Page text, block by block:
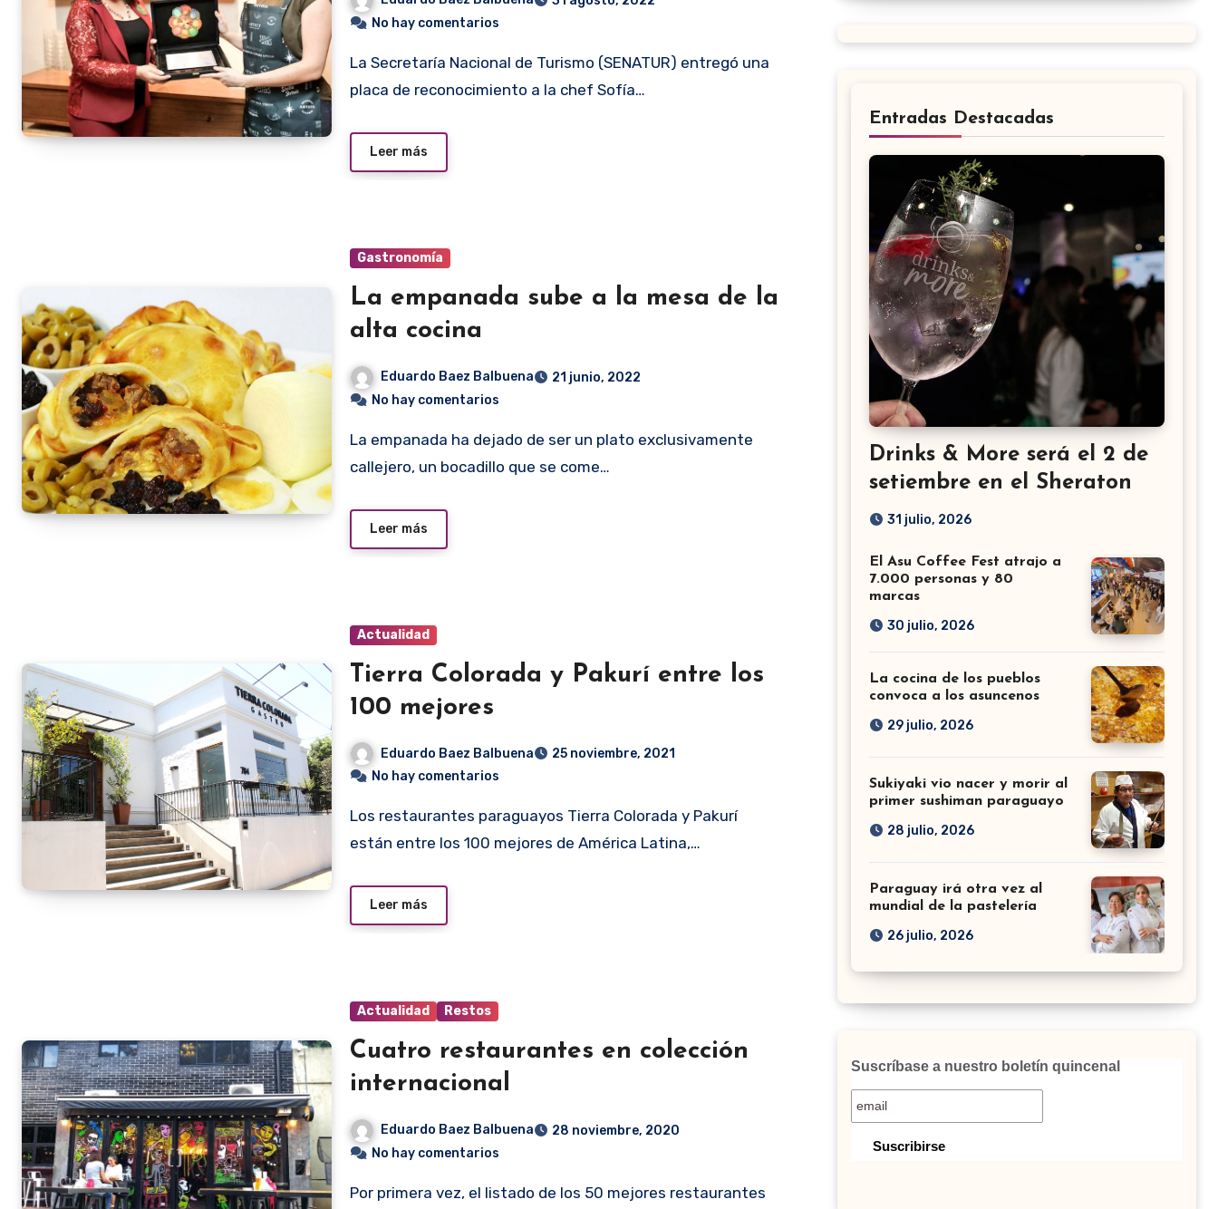
No hay comentarios
La Secretaría Nacional de Turismo (SENATUR) entregó una
placa de reconocimiento a la chef Sofía…
Leer más
Gastronomía
La empanada sube a la mesa de la
alta cocina
Eduardo Baez Balbuena
21 junio, 2022
No hay comentarios
La empanada ha dejado de ser un plato exclusivamente
callejero, un bocadillo que se come…
Leer más
Actualidad
Tierra Colorada y Pakurí entre los
100 mejores
Eduardo Baez Balbuena
25 noviembre, 2021
No hay comentarios
Los restaurantes paraguayos Tierra Colorada y Pakurí
están entre los 100 mejores de América Latina,…
Leer más
Actualidad Restos
Cuatro restaurantes en colección
internacional
Eduardo Baez Balbuena
28 noviembre, 2020
No hay comentarios
Por primera vez, el listado de los 50 mejores restaurantes
Entradas Destacadas
Drinks & More será el 2 de
setiembre en el Sheraton
31 julio, 2026
El Asu Coffee Fest atrajo a
7.000 personas y 80
marcas
30 julio, 2026
La cocina de los pueblos
convoca a los asuncenos
29 julio, 2026
Sukiyaki vio nacer y morir al
primer sushiman paraguayo
28 julio, 2026
Paraguay irá otra vez al
mundial de la pastelería
26 julio, 2026
Suscríbase a nuestro boletín quincenal